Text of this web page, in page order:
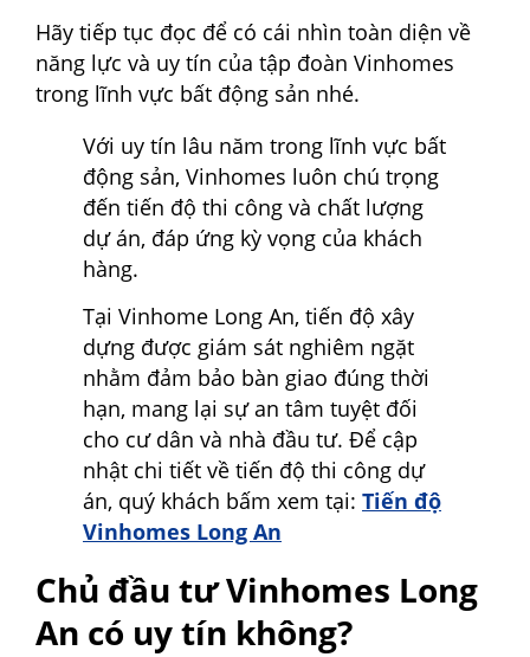
Hãy tiếp tục đọc để có cái nhìn toàn diện về
năng lực và uy tín của tập đoàn Vinhomes
trong lĩnh vực bất động sản nhé.
Với uy tín lâu năm trong lĩnh vực bất
động sản, Vinhomes luôn chú trọng
đến tiến độ thi công và chất lượng
dự án, đáp ứng kỳ vọng của khách
hàng.
Tại Vinhome Long An, tiến độ xây
dựng được giám sát nghiêm ngặt
nhằm đảm bảo bàn giao đúng thời
hạn, mang lại sự an tâm tuyệt đối
cho cư dân và nhà đầu tư. Để cập
nhật chi tiết về tiến độ thi công dự
án, quý khách bấm xem tại: Tiến độ
Vinhomes Long An
Chủ đầu tư Vinhomes Long
An có uy tín không?